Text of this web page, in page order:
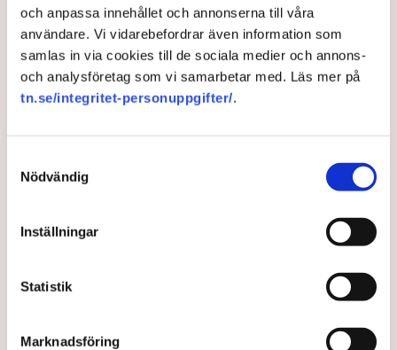
och anpassa innehållet och annonserna till våra
användare. Vi vidarebefordrar även information som
samlas in via cookies till de sociala medier och annons-
och analysföretag som vi samarbetar med. Läs mer på
tn.se/integritet-personuppgifter/.
Nödvändig
Inställningar
Statistik
Marknadsföring
procent, piloter med –23 procent och åklagare med –23
procent.
SvD: Vinnarna och förlorarna i det svenska löneracet
Inflation Åklagare
Redaktionen
Uppdaterad:
LÄS ÄVEN